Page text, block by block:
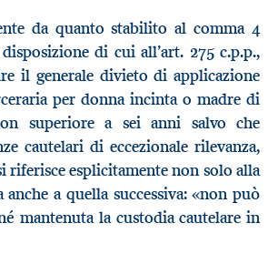
da quanto stabilito al comma 4
di cui all’art. 275 c.p.p.,
il generale divieto di applicazione
per donna incinta o madre di
superiore a sei anni salvo che
cautelari di eccezionale rilevanza,
riferisce esplicitamente non solo alla
anche a quella successiva: «non può
mantenuta la custodia cautelare in